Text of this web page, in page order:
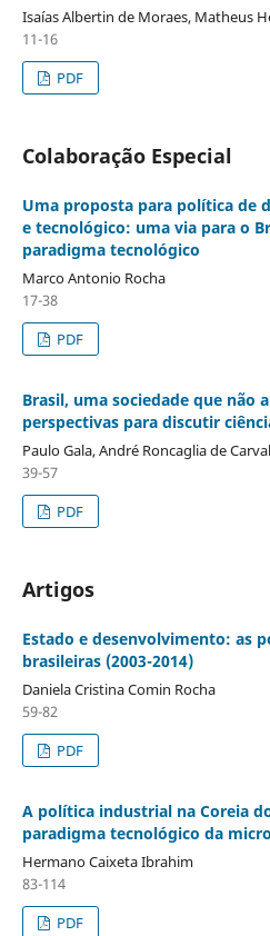
Isaías Albertin de Moraes, Matheus
11-16
PDF
Colaboração Especial
Uma proposta para política de
e tecnológico: uma via para o
paradigma tecnológico
Marco Antonio Rocha
17-38
PDF
Brasil, uma sociedade que não
perspectivas para discutir
Paulo Gala, André Roncaglia de
39-57
PDF
Artigos
Estado e desenvolvimento: as
brasileiras (2003-2014)
Daniela Cristina Comin Rocha
59-82
PDF
A política industrial na Coreia
paradigma tecnológico da
Hermano Caixeta Ibrahim
83-114
PDF